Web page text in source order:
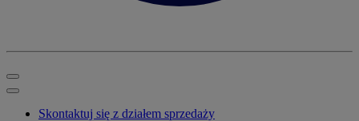
Skontaktuj się z działem sprzedaży